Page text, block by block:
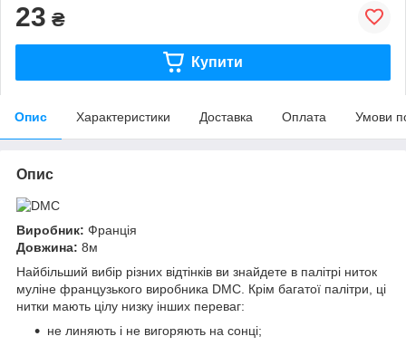
23 ₴
Купити
Опис Характеристики Доставка Оплата Умови
Опис
Виробник: Франція
Довжина: 8м
Найбільший вибір різних відтінків ви знайдете в палітрі ниток
муліне французького виробника DMC. Крім багатої палітри, ці
нитки мають цілу низку інших переваг:
не линяють і не вигоряють на сонці;